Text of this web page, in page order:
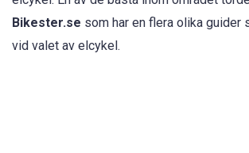
Bikester.se som har en flera olika guider
vid valet av elcykel.